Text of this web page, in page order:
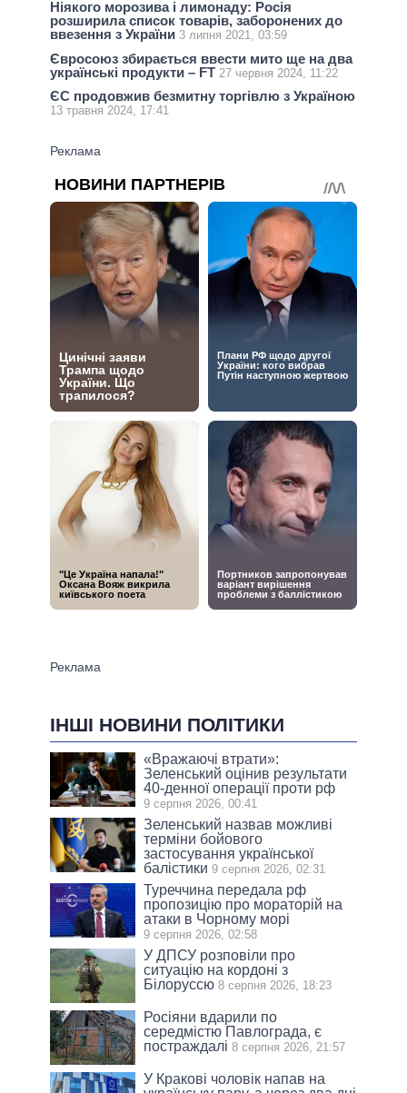
Ніякого морозива і лимонаду: Росія
розширила список товарів, заборонених до
ввезення з України 3 липня 2021, 03:59
Євросоюз збирається ввести мито ще на два
українські продукти – FT 27 червня 2024, 11:22
ЄС продовжив безмитну торгівлю з Україною
13 травня 2024, 17:41
ІНШІ НОВИНИ ПОЛІТИКИ
«Вражаючі втрати»:
Зеленський оцінив результати
40-денної операції проти рф
9 серпня 2026, 00:41
Зеленський назвав можливі
терміни бойового
застосування української
балістики 9 серпня 2026, 02:31
Туреччина передала рф
пропозицію про мораторій на
атаки в Чорному морі
9 серпня 2026, 02:58
У ДПСУ розповіли про
ситуацію на кордоні з
Білоруссю 8 серпня 2026, 18:23
Росіяни вдарили по
середмістю Павлограда, є
постраждалі 8 серпня 2026, 21:57
У Кракові чоловік напав на